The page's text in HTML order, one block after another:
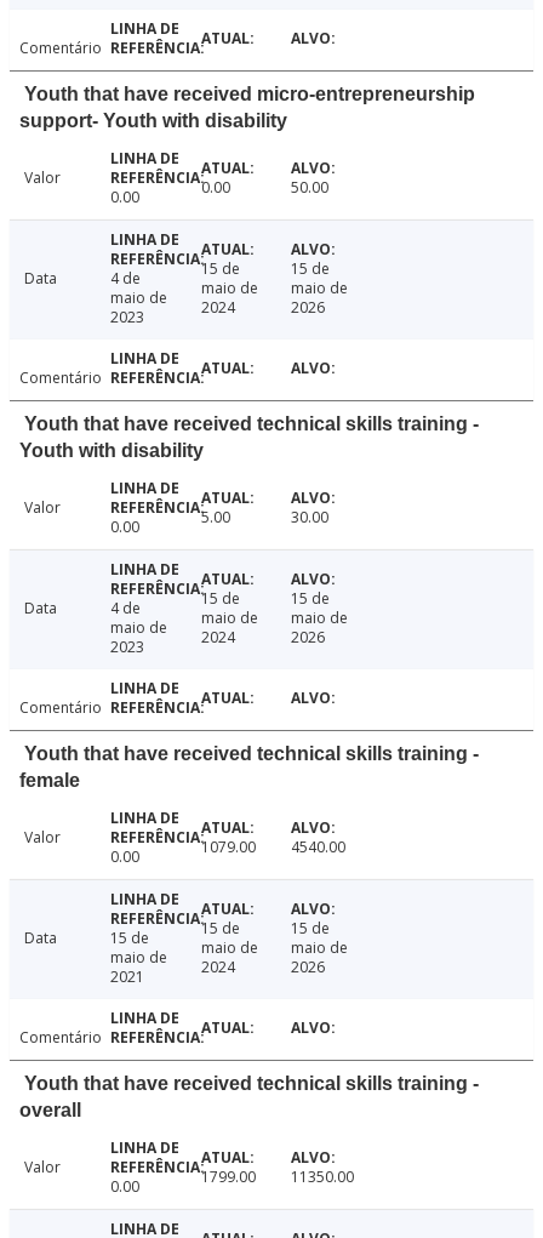
Comentário
Youth that have received micro-entrepreneurship
support- Youth with disability
Valor
0.00
0.00 50.00
Data
4 de
maio de
2023
15 de
maio de
2024
15 de
maio de
2026
Comentário
Youth that have received technical skills training -
Youth with disability
Valor
0.00
5.00 30.00
Data
4 de
maio de
2023
15 de
maio de
2024
15 de
maio de
2026
Comentário
Youth that have received technical skills training -
female
Valor
0.00
1079.00 4540.00
Data
15 de
maio de
2021
15 de
maio de
2024
15 de
maio de
2026
Comentário
Youth that have received technical skills training -
overall
Valor
0.00
1799.00 11350.00